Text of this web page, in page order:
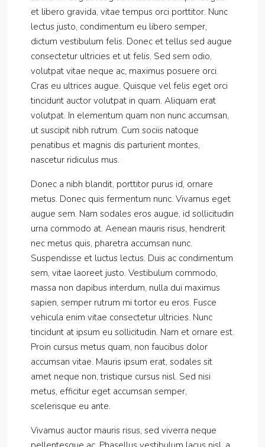
et libero gravida, vitae tempus orci porttitor. Nunc
lectus justo, condimentum eu libero semper,
dictum vestibulum felis. Donec et tellus sed augue
consectetur ultricies et ut felis. Sed sem odio,
volutpat vitae neque ac, maximus posuere orci.
Cras eu ultrices augue. Quisque vel felis eget orci
tincidunt auctor volutpat in quam. Aliquam erat
volutpat. In elementum quam non nunc accumsan,
ut suscipit nibh rutrum. Cum sociis natoque
penatibus et magnis dis parturient montes,
nascetur ridiculus mus.
Donec a nibh blandit, porttitor purus id, ornare
metus. Donec quis fermentum nunc. Vivamus eget
augue sem. Nam sodales eros augue, id sollicitudin
urna commodo at. Aenean mauris risus, hendrerit
nec metus quis, pharetra accumsan nunc.
Suspendisse et luctus lectus. Duis ac condimentum
sem, vitae laoreet justo. Vestibulum commodo,
massa non dapibus interdum, nulla dui maximus
sapien, semper rutrum mi tortor eu eros. Fusce
vehicula enim vitae consectetur ultricies. Nunc
tincidunt at ipsum eu sollicitudin. Nam et ornare est.
Proin cursus metus quam, non faucibus dolor
accumsan vitae. Mauris ipsum erat, sodales sit
amet neque non, tristique cursus nisl. Sed nisi
metus, efficitur eget accumsan semper,
scelerisque eu ante.
Vivamus auctor mauris risus, sed viverra neque